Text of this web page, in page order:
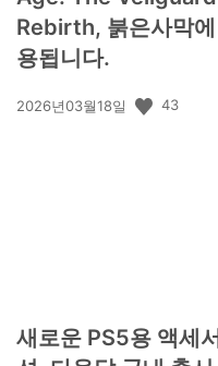
Rebirth, 붉은사막에
용됩니다.
공
2026년03월18일 43
새로운 PS5용 액세